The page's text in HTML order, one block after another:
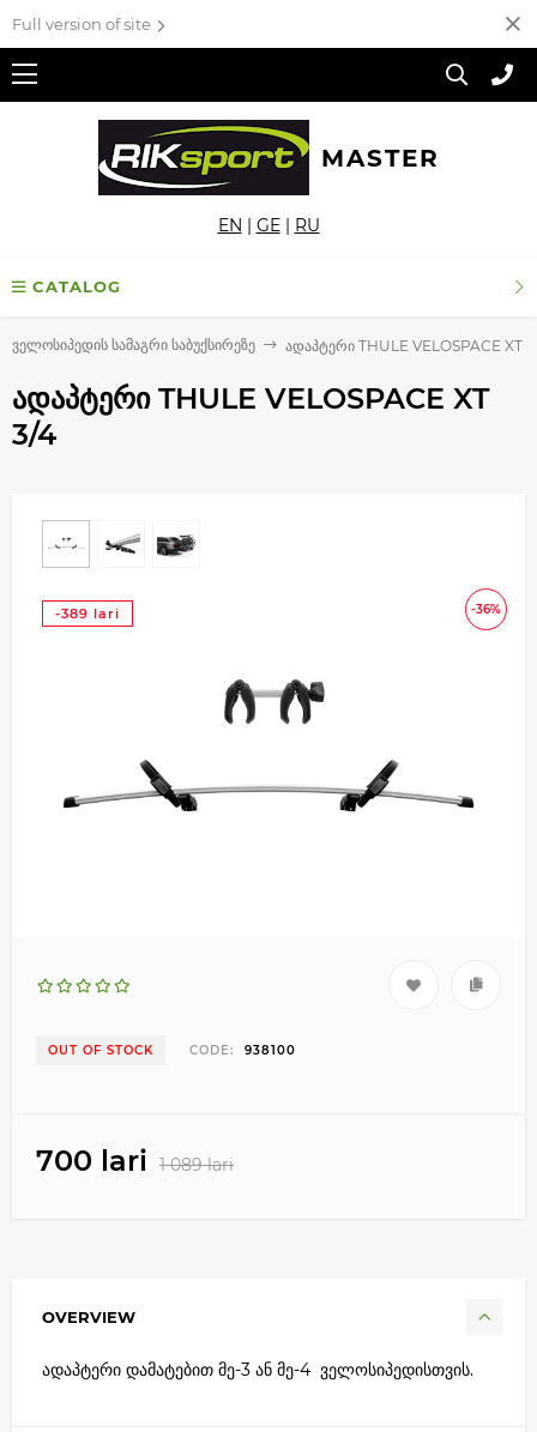
Full version of site
MASTER
EN | GE| RU
CATALOG
ველოსიპედის სამაგრი საბუქსირეზე ადაპტერი THULE VELOSPACE XT
ადაპტერი THULE VELOSPACE XT
3/4
-36%
-389 lari
OUT OF STOCK CODE: 938100
700 lari 1 089 lari
OVERVIEW
ადაპტერი დამატებით მე-3 ან მე-4 ველოსიპედისთვის.